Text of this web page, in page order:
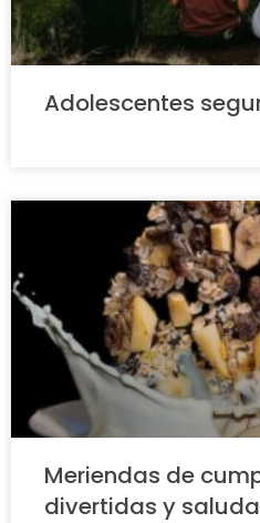
Adolescentes
Meriendas de
divertidas y